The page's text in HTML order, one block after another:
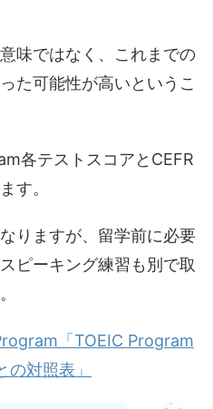
味ではなく、これまでの
た可能性が高いというこ
各テストスコアとCEFR
す。
りますが、留学前に必要
ピーキング練習も別で取
「TOEIC Program
対照表」